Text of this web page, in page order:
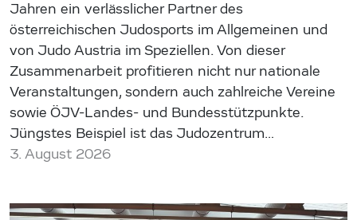
Jahren ein verlässlicher Partner des
österreichischen Judosports im Allgemeinen und
von Judo Austria im Speziellen. Von dieser
Zusammenarbeit profitieren nicht nur nationale
Veranstaltungen, sondern auch zahlreiche Vereine
sowie ÖJV-Landes- und Bundesstützpunkte.
Jüngstes Beispiel ist das Judozentrum…
3. August 2026